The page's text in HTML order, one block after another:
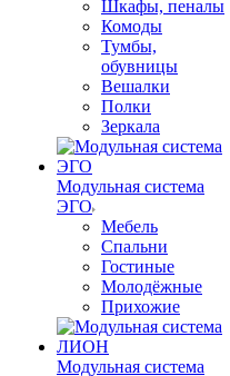
Шкафы, пеналы
Комоды
Тумбы,
обувницы
Вешалки
Полки
Зеркала
Модульная система
ЭГО
Мебель
Спальни
Гостиные
Молодёжные
Прихожие
Модульная система